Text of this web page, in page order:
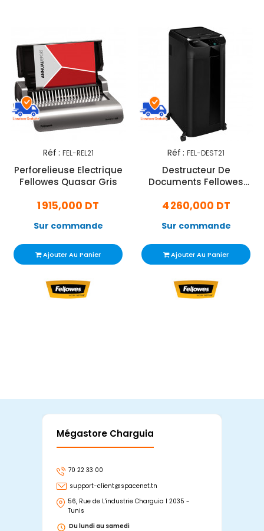
Réf : FEL-REL21
Perforelieuse Electrique
Fellowes Quasar Gris
1 915,000 DT
Sur commande
Ajouter Au Panier
Réf : FEL-DEST21
Destructeur De
Documents Fellowes
4 260,000 DT
Sur commande
Ajouter Au Panier
Mégastore Charguia
70 22 33 00
support-client@spacenet.tn
56, Rue de L'industrie Charguia I 2035 -
Tunis
Du lundi au samedi